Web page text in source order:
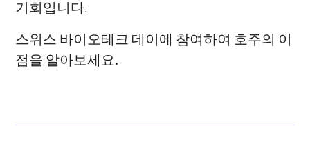
기회입니다.
스위스 바이오테크 데이에 참여하여 호주의 이
점을 알아보세요.